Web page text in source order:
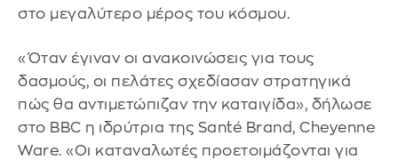
στο μεγαλύτερο μέρος του κόσμου.
«Όταν έγιναν οι ανακοινώσεις για τους
δασμούς, οι πελάτες σχεδίασαν στρατηγικά
πώς θα αντιμετώπιζαν την καταιγίδα», δήλωσε
στο BBC η ιδρύτρια της Santé Brand, Cheyenne
Ware. «Οι καταναλωτές προετοιμάζονται για